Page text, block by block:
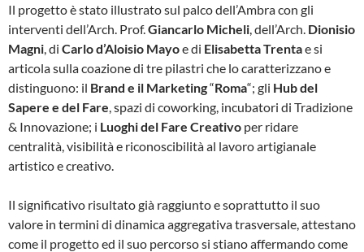
Il progetto è stato illustrato sul palco dell’Ambra con gli
interventi dell’Arch. Prof.Giancarlo Micheli, dell’Arch. Dionisio
Magni, di Carlo d’Aloisio Mayoe di Elisabetta Trentae si
articola sulla coazione di tre pilastri che lo caratterizzano e
distinguono: il Brand e il Marketing“Roma“; gli Hub del
Sapere e del Fare, spazi di coworking, incubatori di Tradizione
& Innovazione; i Luoghi del Fare Creativo per ridare
centralità, visibilità e riconoscibilità al lavoro artigianale
artistico e creativo.
Il significativo risultato già raggiunto e soprattutto il suo
valore in termini di dinamica aggregativa trasversale, attestano
come il progetto ed il suo percorso si stiano affermando come